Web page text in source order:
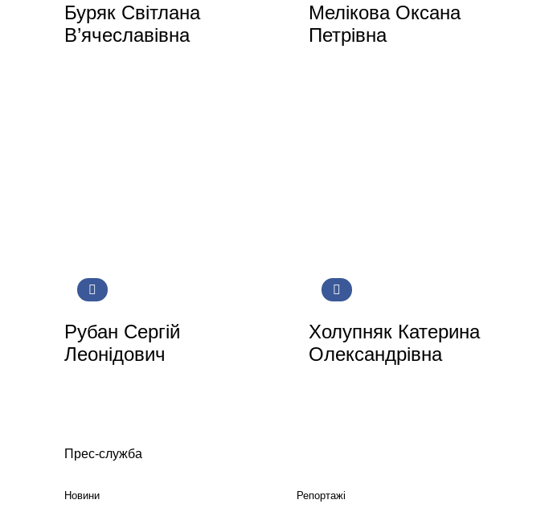
Буряк Світлана
В’ячеславівна
Мелікова Оксана
Петрівна
Рубан Сергій
Леонідович
Холупняк Катерина
Олександрівна
Прес-служба
Новини
Репортажі